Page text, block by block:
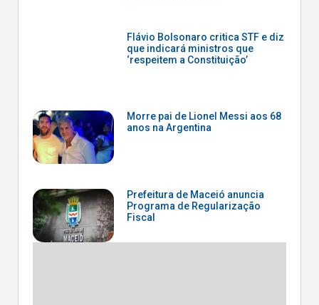
Flávio Bolsonaro critica STF e diz
que indicará ministros que
‘respeitem a Constituição’
Morre pai de Lionel Messi aos 68
anos na Argentina
Prefeitura de Maceió anuncia
Programa de Regularização
Fiscal